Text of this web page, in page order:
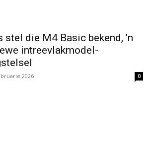
stel die M4 Basic bekend, 'n
intreevlakmodel-
2026 0